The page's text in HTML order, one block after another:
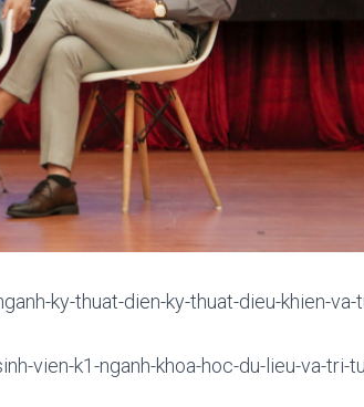
ky-thuat-dien-ky-thuat-dieu-khien-va-
vien-k1-nganh-khoa-hoc-du-lieu-va-tri-